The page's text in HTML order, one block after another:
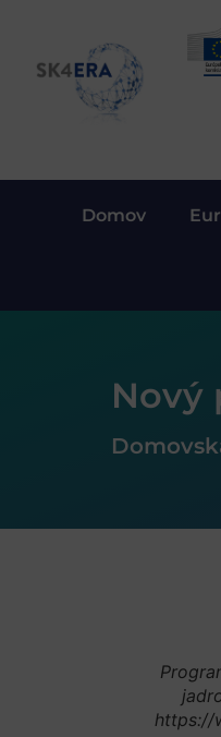
Domov
Nový
https://